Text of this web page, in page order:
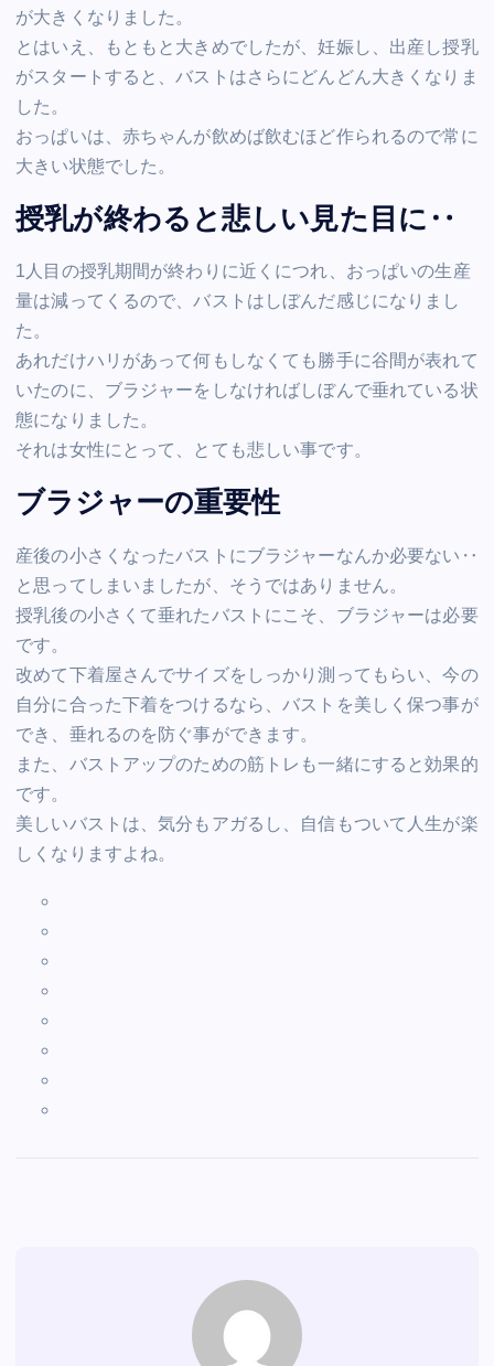
が大きくなりました。
とはいえ、もともと大きめでしたが、妊娠し、出産し授乳
がスタートすると、バストはさらにどんどん大きくなりま
した。
おっぱいは、赤ちゃんが飲めば飲むほど作られるので常に
大きい状態でした。
授乳が終わると悲しい見た目に‥
1人目の授乳期間が終わりに近くにつれ、おっぱいの生産
量は減ってくるので、バストはしぼんだ感じになりまし
た。
あれだけハリがあって何もしなくても勝手に谷間が表れて
いたのに、ブラジャーをしなければしぼんで垂れている状
態になりました。
それは女性にとって、とても悲しい事です。
ブラジャーの重要性
産後の小さくなったバストにブラジャーなんか必要ない‥
と思ってしまいましたが、そうではありません。
授乳後の小さくて垂れたバストにこそ、ブラジャーは必要
です。
改めて下着屋さんでサイズをしっかり測ってもらい、今の
自分に合った下着をつけるなら、バストを美しく保つ事が
でき、垂れるのを防ぐ事ができます。
また、バストアップのための筋トレも一緒にすると効果的
です。
美しいバストは、気分もアガるし、自信もついて人生が楽
しくなりますよね。